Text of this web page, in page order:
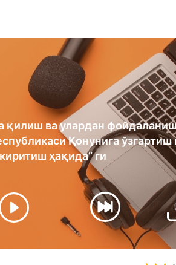
қилиш ва улардан
Қонунига ўзгартиш
ҳақида” ги